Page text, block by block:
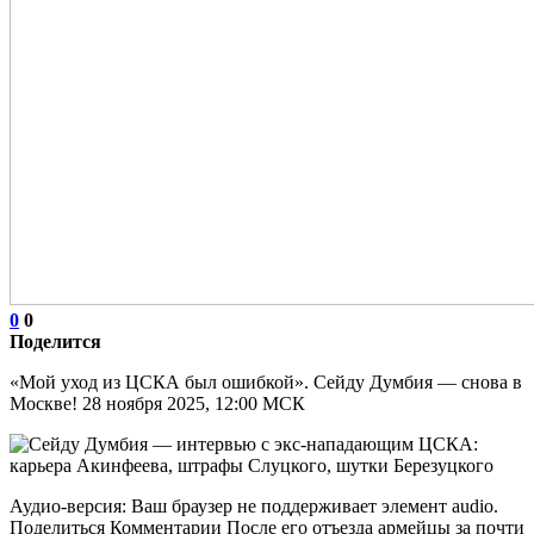
0 0
Поделится
«Мой уход из ЦСКА был ошибкой». Сейду Думбия — снова в
Москве! 28 ноября 2025, 12:00 МСК
Аудио-версия: Ваш браузер не поддерживает элемент audio.
Поделиться Комментарии После его отъезда армейцы за почти